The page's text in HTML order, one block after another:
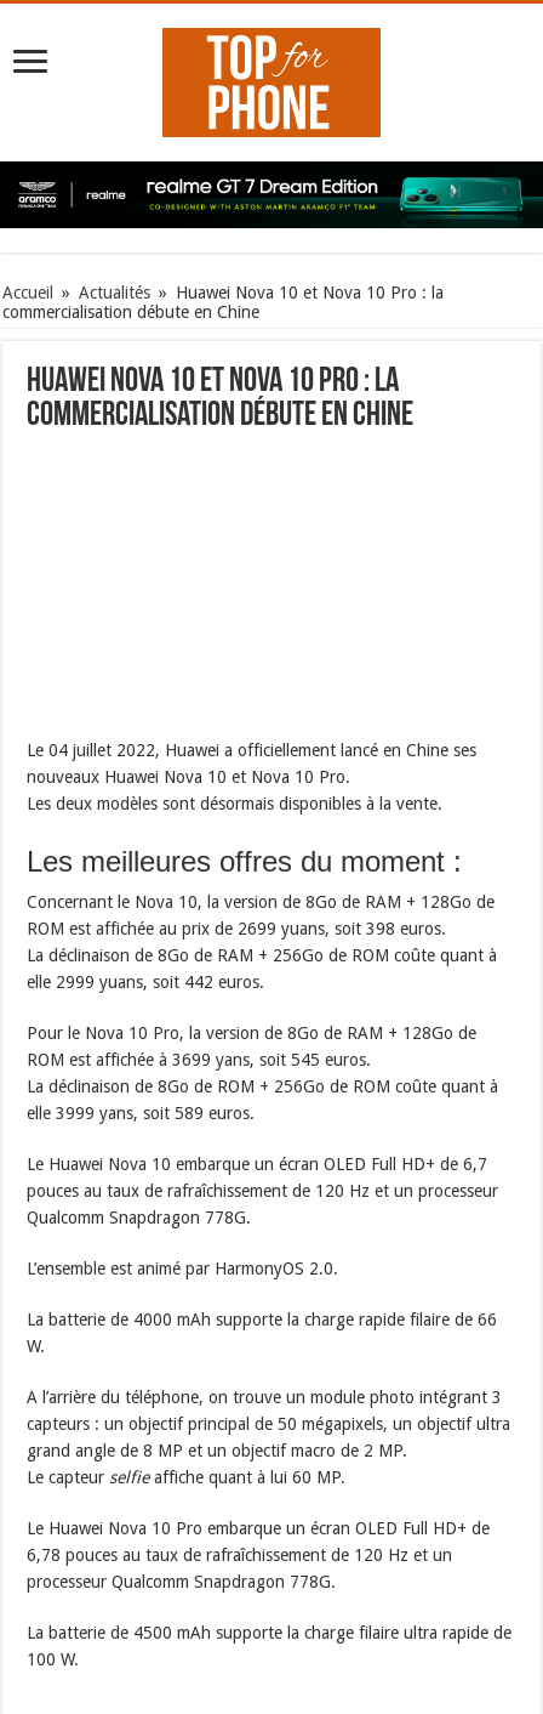
Accueil » Actualités » Huawei Nova 10 et Nova 10 Pro : la
commercialisation débute en Chine
Huawei Nova 10 et Nova 10 Pro : la
commercialisation débute en Chine
Le 04 juillet 2022, Huawei a officiellement lancé en Chine ses
nouveaux Huawei Nova 10 et Nova 10 Pro.
Les deux modèles sont désormais disponibles à la vente.
Les meilleures offres du moment :
Concernant le Nova 10, la version de 8Go de RAM + 128Go de
ROM est affichée au prix de 2699 yuans, soit 398 euros.
La déclinaison de 8Go de RAM + 256Go de ROM coûte quant à
elle 2999 yuans, soit 442 euros.
Pour le Nova 10 Pro, la version de 8Go de RAM + 128Go de
ROM est affichée à 3699 yans, soit 545 euros.
La déclinaison de 8Go de ROM + 256Go de ROM coûte quant à
elle 3999 yans, soit 589 euros.
Le Huawei Nova 10 embarque un écran OLED Full HD+ de 6,7
pouces au taux de rafraîchissement de 120 Hz et un processeur
Qualcomm Snapdragon 778G.
L’ensemble est animé par HarmonyOS 2.0.
La batterie de 4000 mAh supporte la charge rapide filaire de 66
W.
A l’arrière du téléphone, on trouve un module photo intégrant 3
capteurs : un objectif principal de 50 mégapixels, un objectif ultra
grand angle de 8 MP et un objectif macro de 2 MP.
Le capteur selfieaffiche quant à lui 60 MP.
Le Huawei Nova 10 Pro embarque un écran OLED Full HD+ de
6,78 pouces au taux de rafraîchissement de 120 Hz et un
processeur Qualcomm Snapdragon 778G.
La batterie de 4500 mAh supporte la charge filaire ultra rapide de
100 W.